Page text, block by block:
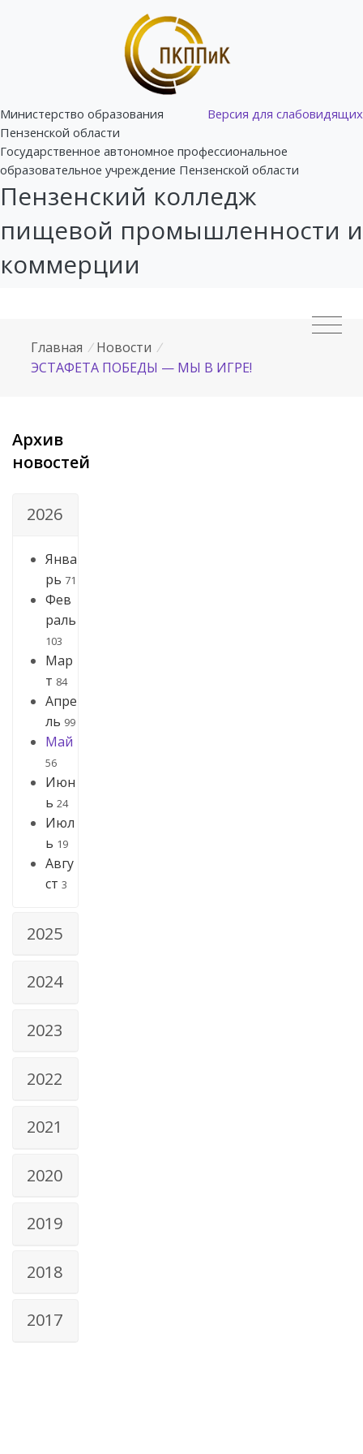
Версия для слабовидящих
Министерство образования
Пензенской области
Государственное автономное профессиональное
образовательное учреждение Пензенской области
Пензенский колледж
пищевой промышленности и
коммерции
Главная / Новости /
ЭСТАФЕТА ПОБЕДЫ — МЫ В ИГРЕ!
Архив
новостей
2026
Янва
рь 71
Фев
раль
103
Мар
т 84
Апре
ль 99
Май
56
Июн
ь 24
Июл
ь 19
Авгу
ст 3
2025
2024
2023
2022
2021
2020
2019
2018
2017